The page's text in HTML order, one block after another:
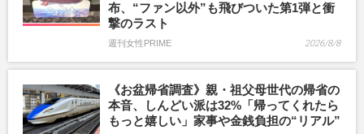
布、“ファン以外”も飛びついた第1弾と衝
撃のラスト
週刊女性PRIME 2026/8/8
《お盆帰省調査》親・祖父母世代の帰省の
本音、しんどい派は32%「帰ってくれたら
もっと嬉しい」家事や金銭負担の“リアル”